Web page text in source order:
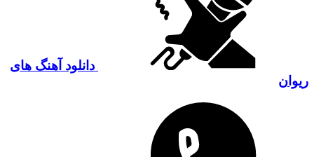
دانلود آهنگ های
ریوان